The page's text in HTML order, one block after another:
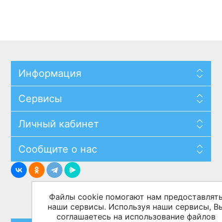
Информация
Сервисы
Личный кабинет
Сообщите о нас
Файлы cookie помогают нам
наши сервисы. Используя наши сервисы,
соглашаетесь на использование файлов